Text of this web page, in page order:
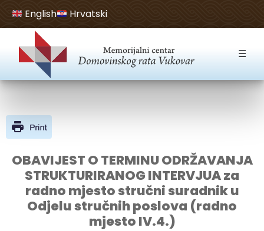
Open toolbar
English Hrvatski
☰
OBAVIJEST O TERMINU ODRŽAVANJA
STRUKTURIRANOG INTERVJUA za
radno mjesto stručni suradnik u
Odjelu stručnih poslova (radno
mjesto IV.4.)